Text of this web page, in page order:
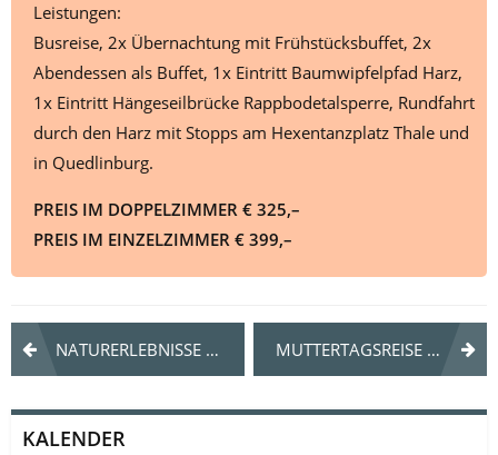
Leistungen:
Busreise, 2x Übernachtung mit Frühstücksbuffet, 2x
Abendessen als Buffet, 1x Eintritt Baumwipfelpfad Harz,
1x Eintritt Hängeseilbrücke Rappbodetalsperre, Rundfahrt
durch den Harz mit Stopps am Hexentanzplatz Thale und
in Quedlinburg.
PREIS IM DOPPELZIMMER € 325,–
PREIS IM EINZELZIMMER € 399,–
Beitrags-
Navigation
NATURERLEBNISSE PUR MUTTERTAGSREISE INS BLAUE
KALENDER